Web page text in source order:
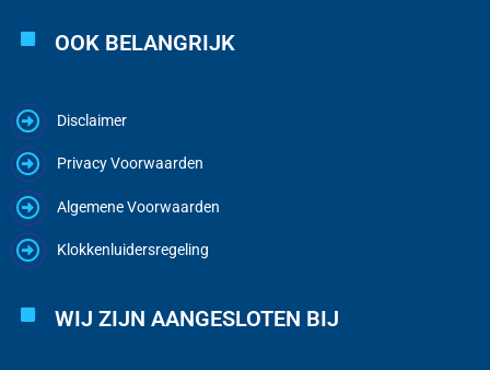
OOK BELANGRIJK
Disclaimer
Privacy Voorwaarden
Algemene Voorwaarden
Klokkenluidersregeling
WIJ ZIJN AANGESLOTEN BIJ